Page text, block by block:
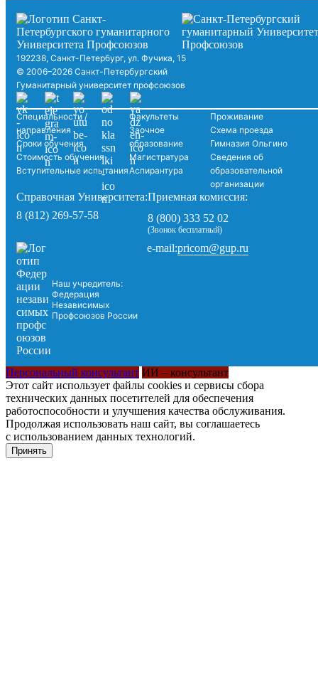
192238, Санкт-Петербург, ул. Фучика, 15
© 2006–2026 Санкт-Петербургский
Гуманитарный университет профсоюзов
Специальности /
направления
Сроки обучения
Стоимость обучения
Вступительные испытания
Факультеты
Заочное
образование
Магистратура
Аспирантура
Проживание
Схема проезда
Гимназия Ольгино
Сведения об
образовательной
организации
Справочная Университета:
8 (812) 269-57-58
Приемная комиссия:
8 (800) 333 52 02
(Звонок бесплатный)
Наш учредитель:
Федерация
Независимых
Профсоюзов России
e-mail:pricom@gup.ru
Персональный консультант ИИ – консультант
Этот сайт использует файлы cookies и сервисы сбора
технических данных посетителей для обеспечения
работоспособности и улучшения качества обслуживания.
Продолжая использовать наш сайт, вы соглашаетесь
с использованием данных технологий.
Принять